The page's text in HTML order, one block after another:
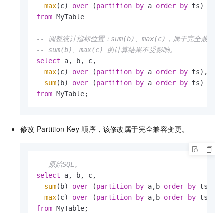
max(c) over (partition by a order by
from MyTable
-- 调整统计指标位置：sum(b)、max(c)，属于完全兼容变
-- sum(b)、max(c) 的计算结果不受影响。
select a, b, c,
max(c) over (partition by a order by ts),
sum(b) over (partition by a order by
from MyTable;
修改 Partition Key 顺序，该修改属于完全兼容变更。
-- 原始SQL。
select a, b, c,
sum(b) over (partition by a,b order by ts),
max(c) over (partition by a,b order by
from MyTable;